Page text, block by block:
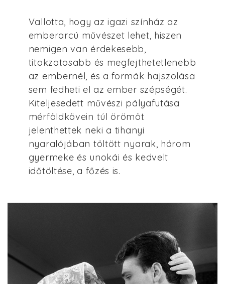
Vallotta, hogy az igazi színház az
emberarcú művészet lehet, hiszen
nemigen van érdekesebb,
titokzatosabb és megfejthetetlenebb
az embernél, és a formák hajszolása
sem fedheti el az ember szépségét.
Kiteljesedett művészi pályafutása
mérföldkövein túl örömöt
jelenthettek neki a tihanyi
nyaralójában töltött nyarak, három
gyermeke és unokái és kedvelt
időtöltése, a főzés is.